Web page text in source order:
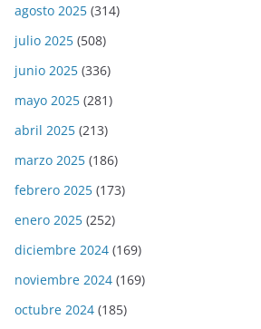
agosto 2025 (314)
julio 2025 (508)
junio 2025 (336)
mayo 2025 (281)
abril 2025 (213)
marzo 2025 (186)
febrero 2025 (173)
enero 2025 (252)
diciembre 2024 (169)
noviembre 2024 (169)
octubre 2024 (185)